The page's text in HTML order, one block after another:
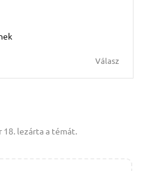
Válasz
18. lezárta a témát.